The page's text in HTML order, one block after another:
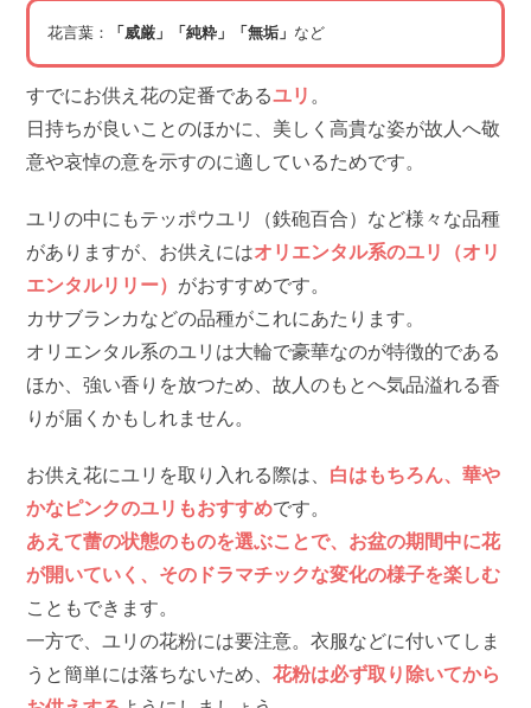
花言葉： 「威厳」「純粋」「無垢」 など
すでにお供え花の定番であるユリ 。
日持ちが良いことのほかに、美しく高貴な姿が故人へ敬
意や哀悼の意を示すのに適しているためです。
ユリの中にもテッポウユリ（鉄砲百合）など様々な品種
がありますが、お供えにはオリエンタル系のユリ（オリ
エンタルリリー） がおすすめです。
カサブランカなどの品種がこれにあたります。
オリエンタル系のユリは大輪で豪華なのが特徴的である
ほか、強い香りを放つため、故人のもとへ気品溢れる香
りが届くかもしれません。
お供え花にユリを取り入れる際は、 白はもちろん、華や
かなピンクのユリもおすすめです。
あえて蕾の状態のものを選ぶことで、お盆の期間中に花
が開いていく、そのドラマチックな変化の様子を楽しむ
こともできます。
一方で、ユリの花粉には要注意。衣服などに付いてしま
うと簡単には落ちないため、花粉は必ず取り除いてから